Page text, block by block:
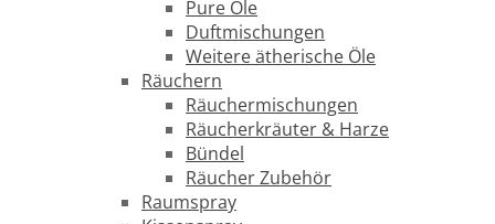
Pure Öle
Duftmischungen
Weitere ätherische Öle
Räuchern
Räuchermischungen
Räucherkräuter & Harze
Bündel
Räucher Zubehör
Raumspray